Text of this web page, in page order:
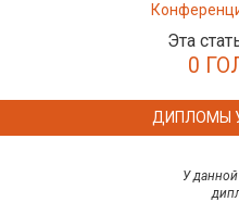
Эта
0
ДИПЛОМЫ
У данной